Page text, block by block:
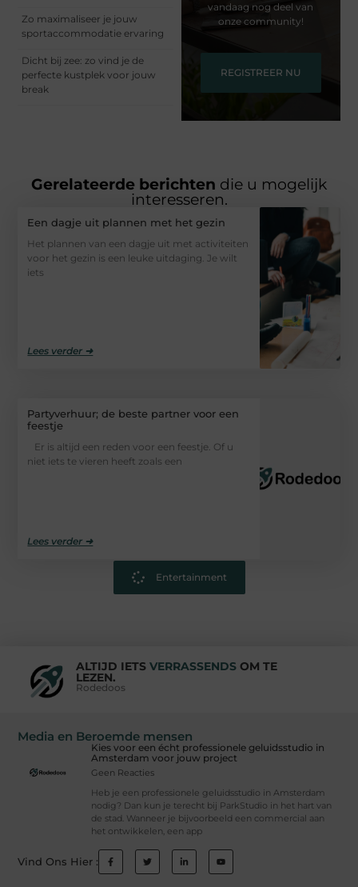
Zo maximaliseer je jouw
sportaccommodatie ervaring
Dicht bij zee: zo vind je de
perfecte kustplek voor jouw
break
vandaag nog deel van
onze community!
REGISTREER NU
Gerelateerde berichten die u mogelijk
interesseren.
Een dagje uit plannen met het gezin
Het plannen van een dagje uit met activiteiten
voor het gezin is een leuke uitdaging. Je wilt
iets
Lees verder ➜
Partyverhuur; de beste partner voor een
feestje
Er is altijd een reden voor een feestje. Of u
niet iets te vieren heeft zoals een
Lees verder ➜
Entertainment
ALTIJD IETS VERRASSENDSOM TE
LEZEN.
Rodedoos
Media en Beroemde mensen
Kies voor een écht professionele geluidsstudio in
Amsterdam voor jouw project
Geen Reacties
Heb je een professionele geluidsstudio in Amsterdam
nodig? Dan kun je terecht bij ParkStudio in het hart van
de stad. Wanneer je bijvoorbeeld een commercial aan
het ontwikkelen, een app
Vind Ons Hier :